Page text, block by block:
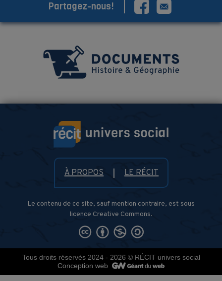
À PROPOS LE RÉCIT
Le contenu de ce site, sauf mention contraire, est sous
licence Creative Commons.
Partagez-nous!
Tous droits réservés 2024 - 2026 © RÉCIT univers social
Conception web